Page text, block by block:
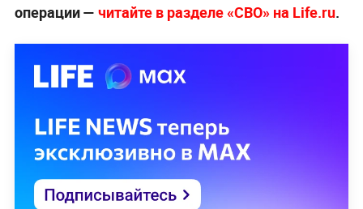
операции — читайте в разделе «СВО» на Life.ru.